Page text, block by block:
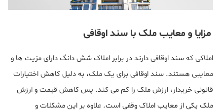
مزایا و معایب ملک با سند اوقافی
املاکی که سند اوقافی دارند در برابر املاک شش دانگ دارای مزیت ها و
معایبی هستند. سند اوقافی برای یک ملک، به دلیل کاهش اختیارات
قانونی خریدار، ارزش ملک را کم می کند. پس کاهش قیمت و ارزش
ملک یکی از معایب املاک وقفی است. علاوه بر این مشکلات و